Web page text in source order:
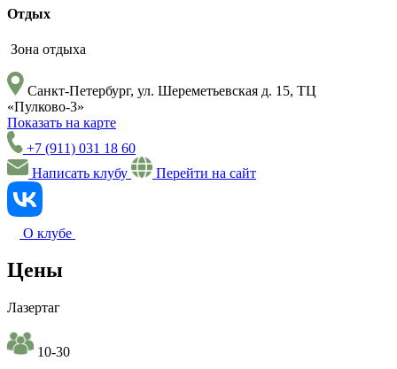
Отдых
Зона отдыха
Санкт-Петербург, ул. Шереметьевская д. 15, ТЦ
«Пулково-3»
Показать на карте
+7 (911) 031 18 60
Написать клубу
Перейти на сайт
О клубе
Цены
Лазертаг
10-30